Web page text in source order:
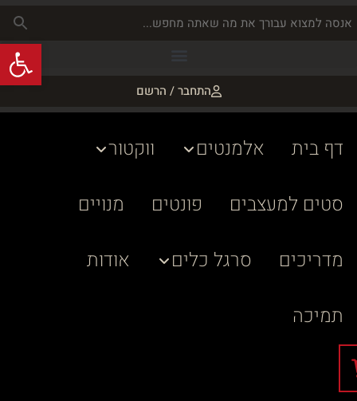
התחבר / הרשם
דף בית אלמנטים
ווקטור
סטים למעצבים
פונטים
מנויים
מדריכים
סרגל כלים
אודות
תמיכה